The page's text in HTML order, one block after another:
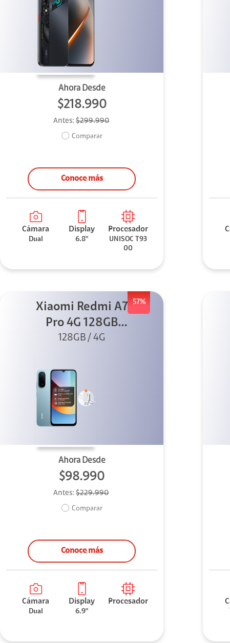
Ahora Desde
$218.990
Antes: $299.990
Comparar
Conoce más
Cámara
Dual
Display
6.8"
Procesador
UNISOC T93
00
57%
Xiaomi Redmi A7
Pro 4G 128GB
Azul + Cargador
128GB / 4G
Ahora Desde
$98.990
Antes:$229.990
Comparar
Conoce más
Cámara
Dual
Display
6.9"
Procesador